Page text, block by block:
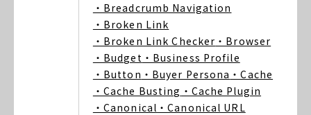
・Breadcrumb Navigation
・Broken Link
・Broken Link Checker ・Browser
・Budget ・Business Profile
・Button ・Buyer Persona ・Cache
・Cache Busting ・Cache Plugin
・Canonical ・Canonical URL